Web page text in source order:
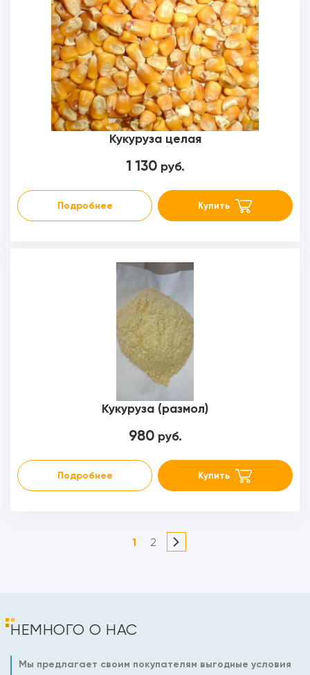
Кукуруза целая
1 130руб.
Подробнее Купить
Кукуруза (размол)
980руб.
Подробнее Купить
1 2
НЕМНОГО О НАС
Мы предлагает своим покупателям выгодные условия